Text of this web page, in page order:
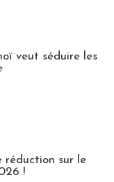
veut séduire les
réduction sur le
!